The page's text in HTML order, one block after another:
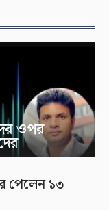
ওপর
পেলেন ১৩